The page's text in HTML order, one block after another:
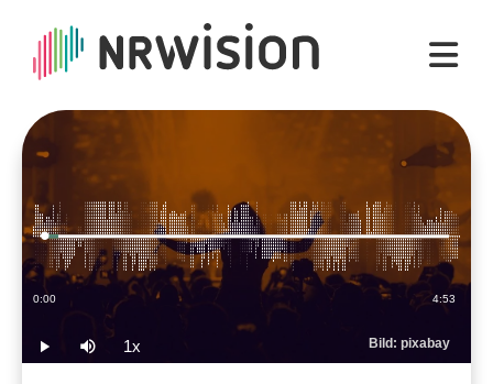
Play Mute 1xPlayback
Rate
Bild: pixabay
Current
0:00 Duration
4:53
Loaded:
3.41%